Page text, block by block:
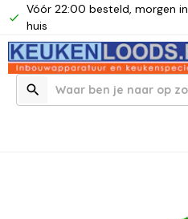
Vóór 22:00 besteld, morgen in
huis